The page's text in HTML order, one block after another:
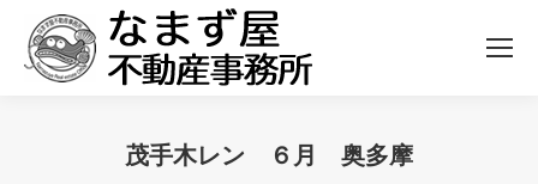
茂手木レン ６月 奥多摩